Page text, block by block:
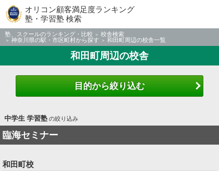
オリコン顧客満足度ランキング
塾・学習塾 検索
塾、スクールのランキング・比較
校舎検索
神奈川県の駅・市区町村から探す
和田町周辺の校舎一覧
和田町周辺の校舎
目的から絞り込む
中学生 学習塾の絞り込み
臨海セミナー
和田町校